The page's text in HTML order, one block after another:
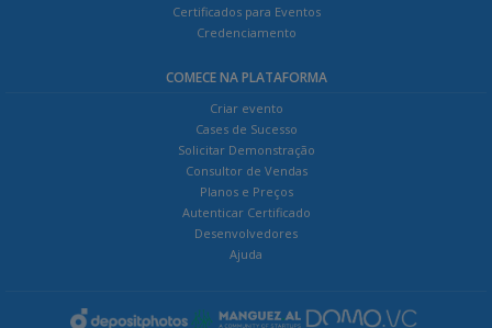
Certificados para Eventos
Credenciamento
COMECE NA PLATAFORMA
Criar evento
Cases de Sucesso
Solicitar Demonstração
Consultor de Vendas
Planos e Preços
Autenticar Certificado
Desenvolvedores
Ajuda